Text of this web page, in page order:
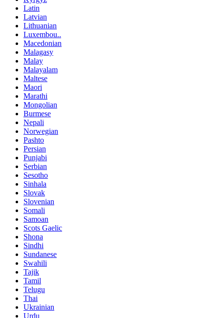
Latin
Latvian
Lithuanian
Luxembou..
Macedonian
Malagasy
Malay
Malayalam
Maltese
Maori
Marathi
Mongolian
Burmese
Nepali
Norwegian
Pashto
Persian
Punjabi
Serbian
Sesotho
Sinhala
Slovak
Slovenian
Somali
Samoan
Scots Gaelic
Shona
Sindhi
Sundanese
Swahili
Tajik
Tamil
Telugu
Thai
Ukrainian
Urdu